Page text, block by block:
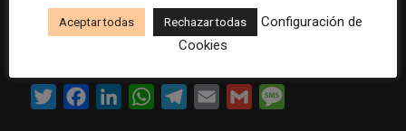
hoy hacen un buen periodismo digital y tienen un
negocio sostenible», apunta Gómez.
W
Aceptar todas Rechazar todas
Configuración de
Cookies